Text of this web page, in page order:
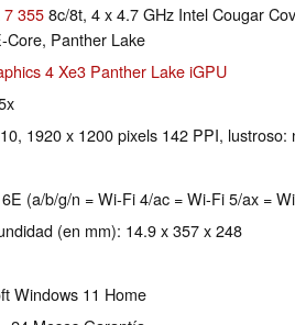
7 3558c/8t, 4 x 4.7 GHz Intel Cougar
Core, Panther Lake
4 Xe3 Panther Lake iGPU
1920 x 1200 pixels 142 PPI, lustroso:
(a/b/g/n = Wi-Fi 4/ac = Wi-Fi 5/ax =
(en mm): 14.9 x 357 x 248
Windows 11 Home